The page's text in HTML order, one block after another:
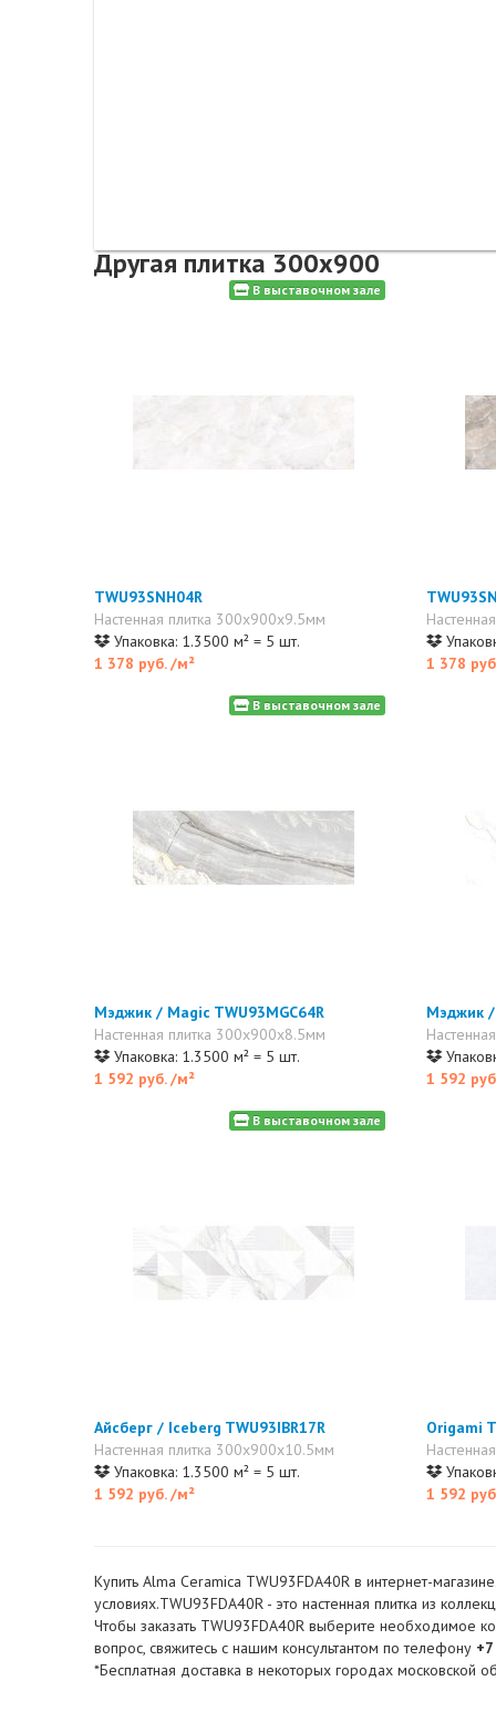
Другая плитка 300x900
В выставочном зале
TWU93SNH04R
Настенная плитка 300x900x9.5мм
Упаковка: 1.3500 м² = 5 шт.
1 378 руб./м²
1 378
В выставочном зале
Мэджик / Magic TWU93MGC64R
Настенная плитка 300x900x8.5мм
Упаковка: 1.3500 м² = 5 шт.
1 592 руб./м²
Мэджик /
1 592
В выставочном зале
Айсберг / Iceberg TWU93IBR17R
Настенная плитка 300x900x10.5мм
Упаковка: 1.3500 м² = 5 шт.
1 592 руб./м²
Origami
1 592
Купить Alma Ceramica TWU93FDA40R в интернет-
условиях.TWU93FDA40R - это настенная плитка из
Чтобы заказать TWU93FDA40R выберите необходимое
вопрос, свяжитесь с нашим консультантом по телефону
*Бесплатная доставка в некоторых городах московской